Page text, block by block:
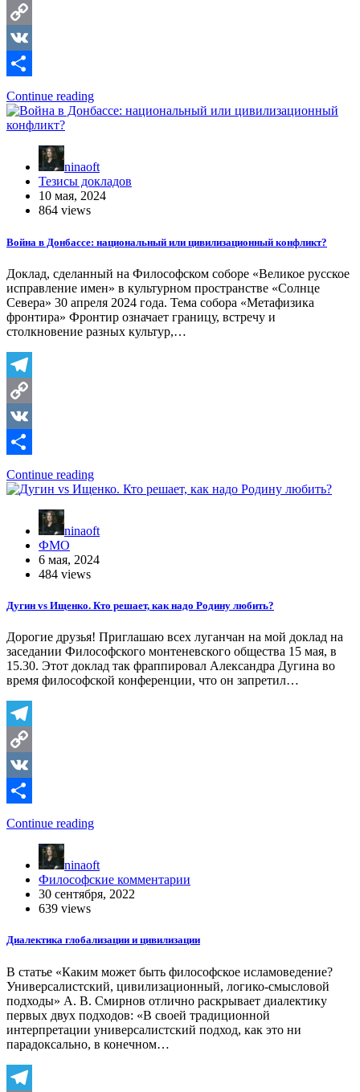
Telegram
Copy
Link
VK
Отправить
Continue reading
ninaoft
Тезисы докладов
10 мая, 2024
864 views
Война в Донбассе: национальный или цивилизационный конфликт?
Доклад, сделанный на Философском соборе «Великое русское
исправление имен» в культурном пространстве «Солнце
Севера» 30 апреля 2024 года. Тема собора «Метафизика
фронтира» Фронтир означает границу, встречу и
столкновение разных культур,…
Telegram
Copy
Link
VK
Отправить
Continue reading
ninaoft
ФМО
6 мая, 2024
484 views
Дугин vs Ищенко. Кто решает, как надо Родину любить?
Дорогие друзья! Приглашаю всех луганчан на мой доклад на
заседании Философского монтеневского общества 15 мая, в
15.30. Этот доклад так фраппировал Александра Дугина во
время философской конференции, что он запретил…
Telegram
Copy
Link
VK
Отправить
Continue reading
ninaoft
Философские комментарии
30 сентября, 2022
639 views
Диалектика глобализации и цивилизации
В статье «Каким может быть философское исламоведение?
Универсалистский, цивилизационный, логико‑смысловой
подходы» А. В. Смирнов отлично раскрывает диалектику
первых двух подходов: «В своей традиционной
интерпретации универсалистский подход, как это ни
парадоксально, в конечном…